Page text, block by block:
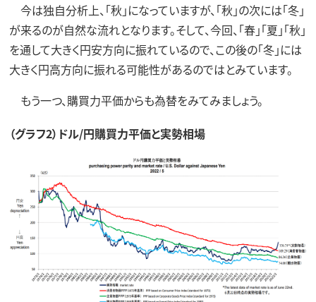
今は独自分析上、「秋」になっていますが、「秋」の次には「冬」
が来るのが自然な流れとなります。そして、今回、「春」「夏」「秋」
を通して大きく円安方向に振れているので、この後の「冬」には
大きく円高方向に振れる可能性があるのではとみています。
もう一つ、購買力平価からも為替をみてみましょう。
（グラフ2）ドル/円購買力平価と実勢相場